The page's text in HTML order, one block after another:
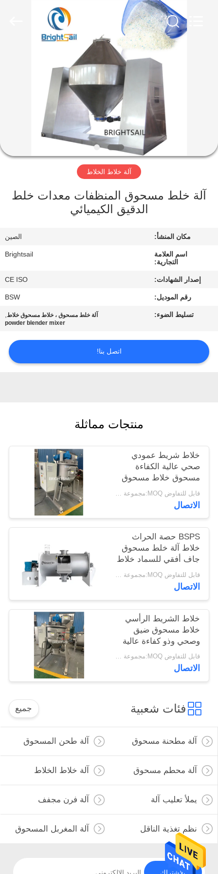
فيديو
عنا
المعمل
مراقبة
الجودة
اتصل
بنا
خريطة
الموقع
PRIVACY
POLICY
آلة خلاط الخلاط
آلة خلط مسحوق المنظفات معدات خلط
الدقيق الكيميائي
مكان المنشأ: الصين
اسم العلامة
التجارية:
Brightsail
إصدار الشهادات: CE ISO
رقم الموديل: BSW
تسليط الضوء: آلة خلط مسحوق ، خلاط مسحوق خلاط,
powder blender mixer
اتصل بنا!
منتجات مماثلة
خلاط شريط عمودي
صحي عالية الكفاءة
مسحوق خلاط مسحوق
الذرة التوابل خلاط
الدرجة
قابل للتفاوض MOQ:مجموعة واحدة
الاتصال
BSPS حصة الحراث
خلاط آلة خلط مسحوق
جاف أفقي للسماد خلاط
الحراث
قابل للتفاوض MOQ:مجموعة واحدة
الاتصال
خلاط الشريط الرأسي
خلاط مسحوق ضيق
وصحي وذو كفاءة عالية
قابل للتفاوض MOQ:مجموعة واحدة
الاتصال
فئات شعبية جميع
آلة مطحنة مسحوق آلة طحن المسحوق
آلة محطم مسحوق آلة خلاط الخلاط
يملأ تعليب آلة آلة فرن مجفف
نظم تغذية الناقل آلة المغربل المسحوق
الاشتراك